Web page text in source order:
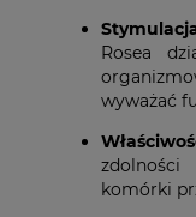
Rosea
wyważać
komórki